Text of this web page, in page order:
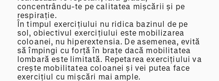
concentrându-te pe calitatea mișcării și pe
respirație.
În timpul exercițiului nu ridica bazinul de pe
sol, obiectivul exercițiului este mobilizarea
coloanei, nu hiperextensia. De asemenea, evită
să împingi cu forță în brațe dacă mobilitatea
lombară este limitată. Repetarea exercițiului va
crește mobilitatea coloanei și vei putea face
exercițiul cu mișcări mai ample.